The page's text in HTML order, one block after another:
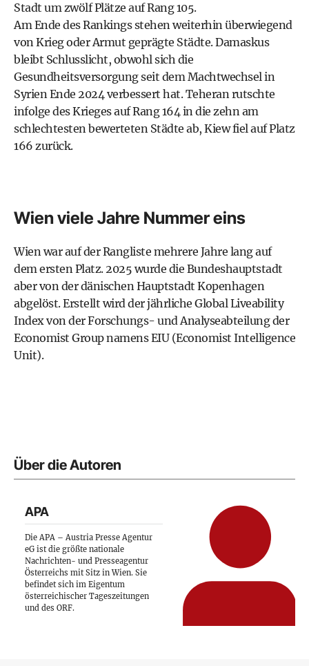
Stadt um zwölf Plätze auf Rang 105.
Am Ende des Rankings stehen weiterhin überwiegend
von Krieg oder Armut geprägte Städte. Damaskus
bleibt Schlusslicht, obwohl sich die
Gesundheitsversorgung seit dem Machtwechsel in
Syrien Ende 2024 verbessert hat. Teheran rutschte
infolge des Krieges auf Rang 164 in die zehn am
schlechtesten bewerteten Städte ab, Kiew fiel auf Platz
166 zurück.
Wien viele Jahre Nummer eins
Wien war auf der Rangliste mehrere Jahre lang auf
dem ersten Platz. 2025 wurde die Bundeshauptstadt
aber von der dänischen Hauptstadt Kopenhagen
abgelöst. Erstellt wird der jährliche Global Liveability
Index von der Forschungs- und Analyseabteilung der
Economist Group namens EIU (Economist Intelligence
Unit).
Über die Autoren
APA
Die APA – Austria Presse Agentur
eG ist die größte nationale
Nachrichten- und Presseagentur
Österreichs mit Sitz in Wien. Sie
befindet sich im Eigentum
österreichischer Tageszeitungen
und des ORF.